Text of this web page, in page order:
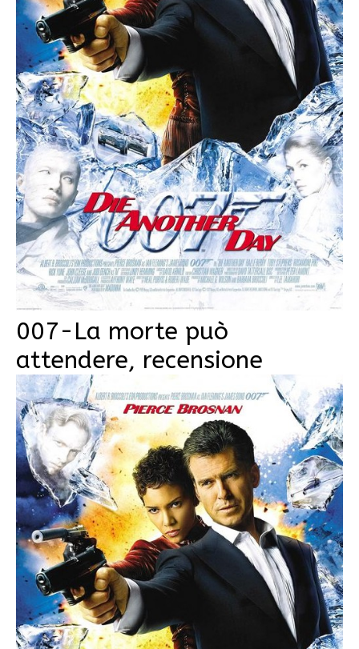
007-La morte può
attendere, recensione